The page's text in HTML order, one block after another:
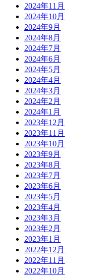
2024年11月
2024年10月
2024年9月
2024年8月
2024年7月
2024年6月
2024年5月
2024年4月
2024年3月
2024年2月
2024年1月
2023年12月
2023年11月
2023年10月
2023年9月
2023年8月
2023年7月
2023年6月
2023年5月
2023年4月
2023年3月
2023年2月
2023年1月
2022年12月
2022年11月
2022年10月